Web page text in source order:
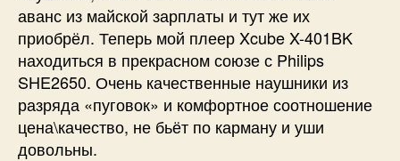
аванс из майской зарплаты и тут же их
приобрёл. Теперь мой плеер Xcube X-401BK
находиться в прекрасном союзе с Philips
SHE2650. Очень качественные наушники из
разряда «пуговок» и комфортное соотношение
цена\качество, не бьёт по карману и уши
довольны.